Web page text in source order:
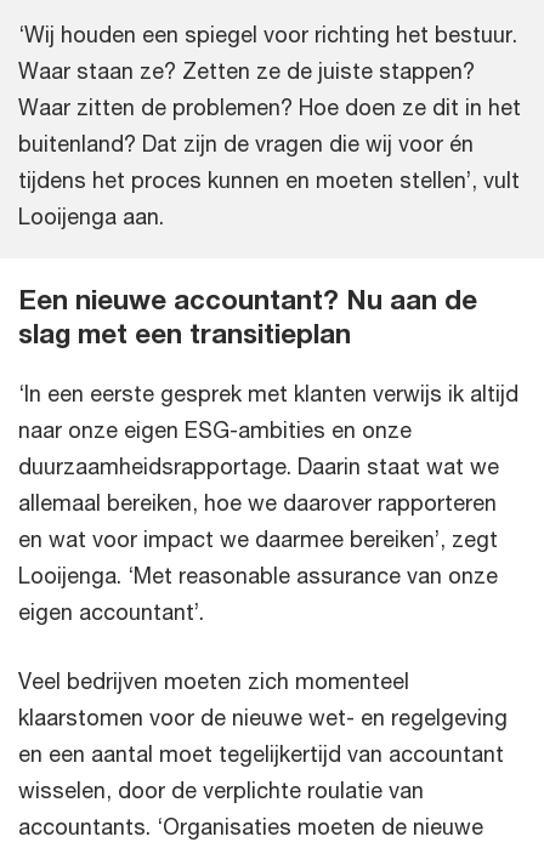
‘Wij houden een spiegel voor richting het bestuur.
Waar staan ze? Zetten ze de juiste stappen?
Waar zitten de problemen? Hoe doen ze dit in het
buitenland? Dat zijn de vragen die wij voor én
tijdens het proces kunnen en moeten stellen’, vult
Looijenga aan.
Een nieuwe accountant? Nu aan de
slag met een transitieplan
‘In een eerste gesprek met klanten verwijs ik altijd
naar onze eigen ESG-ambities en onze
duurzaamheidsrapportage. Daarin staat wat we
allemaal bereiken, hoe we daarover rapporteren
en wat voor impact we daarmee bereiken’, zegt
Looijenga. ‘Met reasonable assurance van onze
eigen accountant’.
Veel bedrijven moeten zich momenteel
klaarstomen voor de nieuwe wet- en regelgeving
en een aantal moet tegelijkertijd van accountant
wisselen, door de verplichte roulatie van
accountants. ‘Organisaties moeten de nieuwe